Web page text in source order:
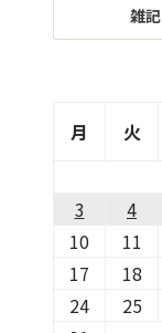
雑記
月
火
3
4
10
11
17
18
24
25